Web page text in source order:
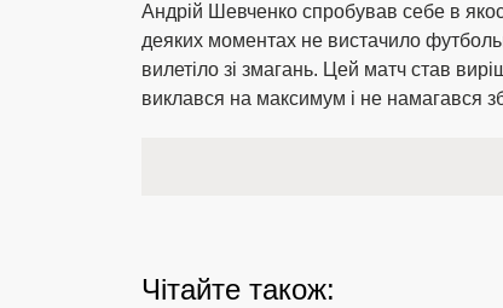
Андрій Шевченко спробував себе в
деяких моментах не вистачило
вилетіло зі змагань. Цей матч став
виклався на максимум і не намагався
Чітайте також: